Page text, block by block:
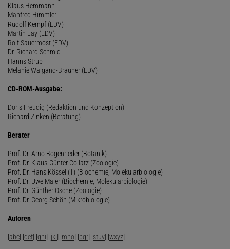
Klaus Hemmann
Manfred Himmler
Rudolf Kempf (EDV)
Martin Lay (EDV)
Rolf Sauermost (EDV)
Dr. Richard Schmid
Hanns Strub
Melanie Waigand-Brauner (EDV)
CD-ROM-Ausgabe:
Doris Freudig (Redaktion und Konzeption)
Richard Zinken (Beratung)
Berater
Prof. Dr. Arno Bogenrieder (Botanik)
Prof. Dr. Klaus-Günter Collatz (Zoologie)
Prof. Dr. Hans Kössel (†) (Biochemie, Molekularbiologie)
Prof. Dr. Uwe Maier (Biochemie, Molekularbiologie)
Prof. Dr. Günther Osche (Zoologie)
Prof. Dr. Georg Schön (Mikrobiologie)
Autoren
[abc] [def] [ghi] [jkl] [mno] [pqr] [stuv] [wxyz]